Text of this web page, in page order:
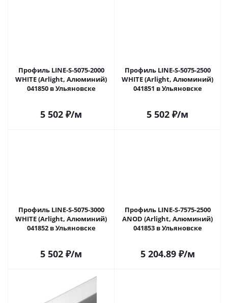
Профиль LINE-S-5075-2000
WHITE (Arlight, Алюминий)
041850 в Ульяновске
5 502 ₽/м
Профиль LINE-S-5075-2500
WHITE (Arlight, Алюминий)
041851 в Ульяновске
5 502 ₽/м
Профиль LINE-S-5075-3000
WHITE (Arlight, Алюминий)
041852 в Ульяновске
5 502 ₽/м
Профиль LINE-S-7575-2500
ANOD (Arlight, Алюминий)
041853 в Ульяновске
5 204.89₽/м